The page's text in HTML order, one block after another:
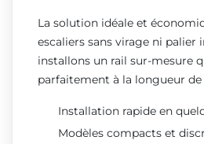
La solution idéale et
escaliers sans virage ni palier
installons un rail sur-mesure
parfaitement à la longueur
Installation rapide en
Modèles compacts et